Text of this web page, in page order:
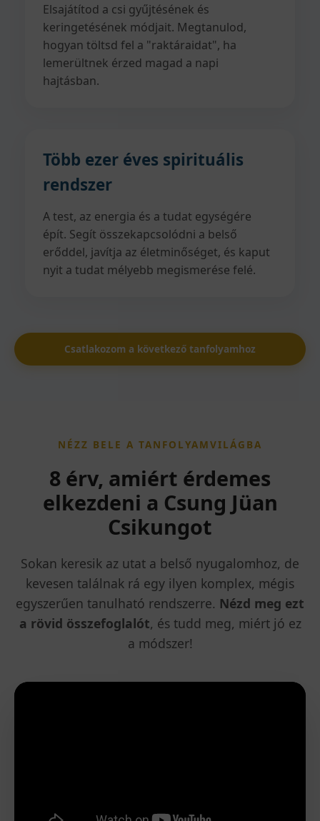
Elsajátítod a csi gyűjtésének és
keringetésének módjait. Megtanulod,
hogyan töltsd fel a "raktáraidat", ha
lemerültnek érzed magad a napi
hajtásban.
Több ezer éves spirituális
rendszer
A test, az energia és a tudat egységére
épít. Segít összekapcsolódni a belső
erőddel, javítja az életminőséget, és kaput
nyit a tudat mélyebb megismerése felé.
Csatlakozom a következő tanfolyamhoz
NÉZZ BELE A TANFOLYAMVILÁGBA
8 érv, amiért érdemes
elkezdeni a Csung Jüan
Csikungot
Sokan keresik az utat a belső nyugalomhoz, de
kevesen találnak rá egy ilyen komplex, mégis
egyszerűen tanulható rendszerre. Nézd meg ezt
a rövid összefoglalót, és tudd meg, miért jó ez
a módszer!